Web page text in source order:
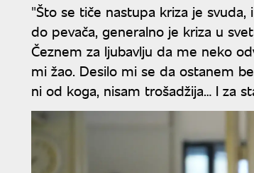
"Što se tiče nastupa kriza je
do pevača, generalno je kriza u
Čeznem za ljubavlju da me neko
mi žao. Desilo mi se da ostanem
ni od koga, nisam trošadžija… I za